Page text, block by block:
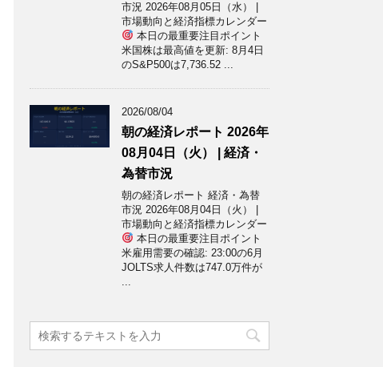
市況 2026年08月05日（水） |
市場動向と経済指標カレンダー
本日の最重要注目ポイント
米国株は最高値を更新: 8月4日
のS&P500は7,736.52 ...
2026/08/04
朝の経済レポート 2026年
08月04日（火） | 経済・
為替市況
朝の経済レポート 経済・為替
市況 2026年08月04日（火） |
市場動向と経済指標カレンダー
本日の最重要注目ポイント
米雇用需要の確認: 23:00の6月
JOLTS求人件数は747.0万件が
...